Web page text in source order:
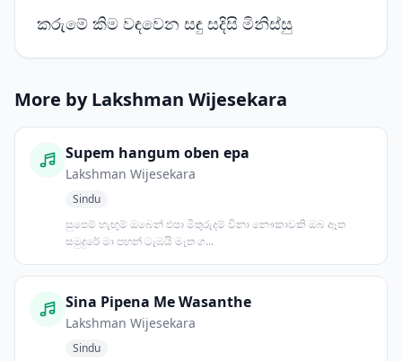
කරුමේ කිම වඳවෙන සඳු සදිසි මිනිස්සු
More by Lakshman Wijesekara
Supem hangum oben epa
Lakshman Wijesekara
Sindu
සුපෙම් හැඟුම් ඔබෙන් එපා මිතුරුදම් විනා නෞකාවකි ඔබ ඈත
සමුදුරේ මා පහන් ටැඹයි මෑත ග...
Sina Pipena Me Wasanthe
Lakshman Wijesekara
Sindu